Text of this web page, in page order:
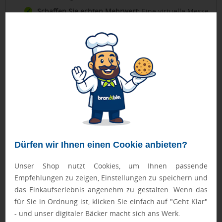
Dürfen wir Ihnen einen Cookie anbieten?
Unser Shop nutzt Cookies, um Ihnen passende
Empfehlungen zu zeigen, Einstellungen zu speichern und
das Einkaufserlebnis angenehm zu gestalten. Wenn das
für Sie in Ordnung ist, klicken Sie einfach auf "Geht Klar"
- und unser digitaler Bäcker macht sich ans Werk.
Schaffen Sie echten Mehrwert:Eine virtuelle Messe
physischen Variante. Nutzen Sie die Möglichkeiten
des Metaverse: Lassen Sie Besucher Produkte aus
unmöglichen Perspektiven erkunden, bieten Sie
interaktive Demos oder organisieren Sie virtuelle
Networking-Lounges mit innovativen
Gesprächsformaten.
Fördern Sie Interaktion und Networking:
Metaverse ermöglicht verschiedene
Interaktionsformen – von Video-Chats über Voice-
Integrieren Sie Gamification-Elemente, Quizze oder
fördern.
Planen Sie technischen Support ein: Stellen Sie
sicher, dass während des Events technischer
Support verfügbar ist. Nichts ist frustrierender als
technische Probleme ohne Hilfe.